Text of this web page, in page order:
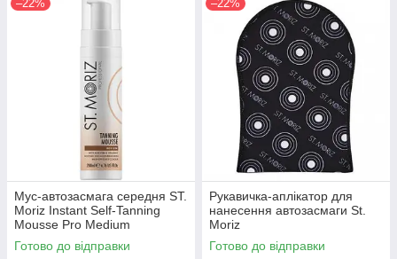
–22%
Мус-автозасмага середня ST.
Moriz Instant Self-Tanning
Mousse Pro Medium
Готово до відправки
–22%
Рукавичка-аплікатор для
нанесення автозасмаги St.
Moriz
Готово до відправки